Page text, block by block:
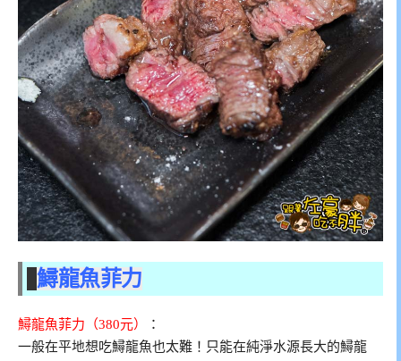
鱘龍魚菲力
鱘龍魚菲力（380元）
：
一般在平地想吃鱘龍魚也太難！只能在純淨水源長大的鱘龍